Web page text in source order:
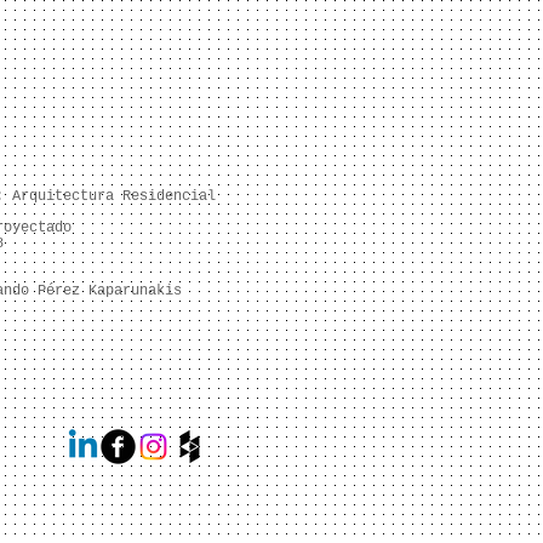
Arquitectura Residencial
Pérez Kaparunakis